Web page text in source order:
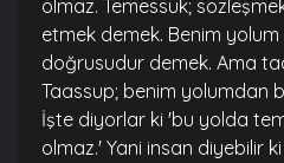
olmaz. Temessük;
etmek demek. Benim
doğrusudur demek. Ama
Taassup; benim yolumdan
İşte diyorlar ki 'bu yolda
olmaz.' Yani insan diyebilir